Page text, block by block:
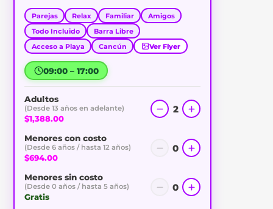
Parejas Relax Familiar
Amigos
Todo Incluido
Barra Libre
Acceso a Playa
Cancún Ver Flyer
09:00 – 17:00
Adultos
(Desde 13 años en adelante)
$1,388.00
2
Menores con costo
(Desde 6 años / hasta 12 años)
$694.00
0
Menores sin costo
(Desde 0 años / hasta 5 años)
Gratis
0